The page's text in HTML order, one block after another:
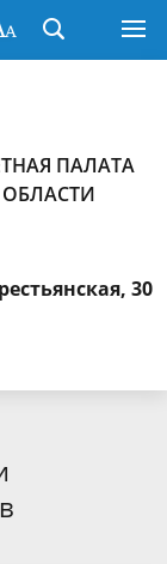
ПАЛАТА
30